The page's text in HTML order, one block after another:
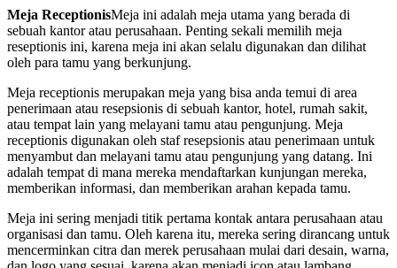
Meja ReceptionisMeja ini adalah meja utama yang berada di
sebuah kantor atau perusahaan. Penting sekali memilih meja
reseptionis ini, karena meja ini akan selalu digunakan dan dilihat
oleh para tamu yang berkunjung.
Meja receptionis merupakan meja yang bisa anda temui di area
penerimaan atau resepsionis di sebuah kantor, hotel, rumah sakit,
atau tempat lain yang melayani tamu atau pengunjung. Meja
receptionis digunakan oleh staf resepsionis atau penerimaan untuk
menyambut dan melayani tamu atau pengunjung yang datang. Ini
adalah tempat di mana mereka mendaftarkan kunjungan mereka,
memberikan informasi, dan memberikan arahan kepada tamu.
Meja ini sering menjadi titik pertama kontak antara perusahaan atau
organisasi dan tamu. Oleh karena itu, mereka sering dirancang untuk
mencerminkan citra dan merek perusahaan mulai dari desain, warna,